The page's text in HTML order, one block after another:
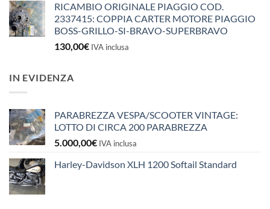
RICAMBIO ORIGINALE PIAGGIO COD.
2337415: COPPIA CARTER MOTORE PIAGGIO
BOSS-GRILLO-SI-BRAVO-SUPERBRAVO
130,00€ IVA inclusa
IN EVIDENZA
PARABREZZA VESPA/SCOOTER VINTAGE:
LOTTO DI CIRCA 200 PARABREZZA
5.000,00€ IVA inclusa
Harley-Davidson XLH 1200 Softail Standard